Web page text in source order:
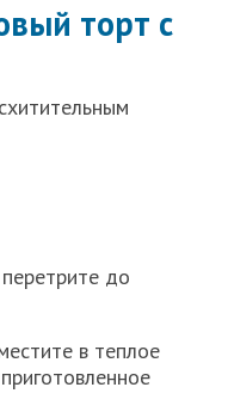
торт с
до
в теплое